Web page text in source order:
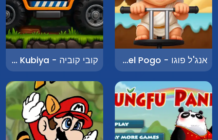
אנג'ל פוגו - Angel Pogo קובי קוביה - Kobi Kubiya